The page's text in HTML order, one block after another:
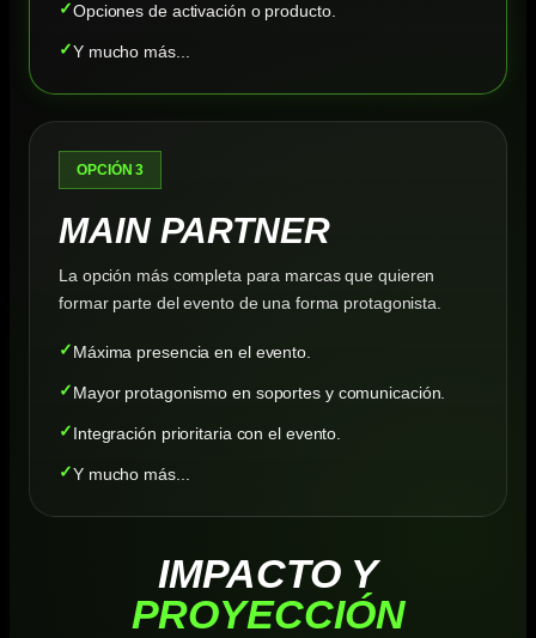
Opciones de activación o producto.
Y mucho más...
OPCIÓN 3
MAIN PARTNER
La opción más completa para marcas que quieren
formar parte del evento de una forma protagonista.
Máxima presencia en el evento.
Mayor protagonismo en soportes y comunicación.
Integración prioritaria con el evento.
Y mucho más...
IMPACTO Y
PROYECCIÓN